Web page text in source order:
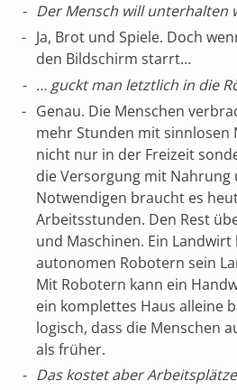
Der Mensch will unterhalten
Ja, Brot und Spiele. Doch
den Bildschirm starrt…
… guckt man letztlich in die
Genau. Die Menschen
mehr Stunden mit sinnlosen
nicht nur in der Freizeit
die Versorgung mit Nahrung
Notwendigen braucht es
Arbeitsstunden. Den Rest
und Maschinen. Ein
autonomen Robotern sein
Mit Robotern kann ein
ein komplettes Haus alleine
logisch, dass die Menschen
als früher.
Das kostet aber